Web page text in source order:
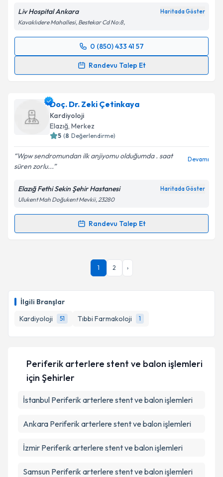
İlgili Branşlar
Kardiyoloji
51 Tıbbi Farmakoloji 1
kapsamda işlenmesini kabul ediyorum.
Takvim Talebini Gönder
Liv Hospital Ankara Haritada Göster
Kavaklıdere Mahallesi, Bestekar Cd No:8,
0 (850) 433 41 57
Randevu Talep Et
Randevu Takvimi Talebi
için bir takvim hazırlandığında e-posta ile
bilgilendireceğiz.
E-posta Adresiniz
Metni'ni okudum ve kişisel verilerimin belirtilen
kapsamda işlenmesini kabul ediyorum.
Takvim Talebini Gönder
Doç. Dr. Zeki Çetinkaya
Kardiyoloji
Elazığ, Merkez
5 (8 Değerlendirme)
Wpw sendromundan ilk anjiyomu olduğumda . saat
süren zorlu...
Devamı
Elazığ Fethi Sekin Şehir Hastanesi Haritada Göster
Ulukent Mah Doğukent Mevkii, 23280
Randevu Talep Et
Randevu Takvimi Talebi
Doç. Dr. Zeki Çetinkayaiçin randevu takvimi talebi
oluşturun. Size bu uzmandan randevu almanız için bir
E-posta Adresiniz
Metni 'ni okudum ve kişisel verilerimin belirtilen
Takvim Talebini Gönder
1 2 ›
Periferik arterlere stent ve balon işlemleri
için Şehirler
İstanbul Periferik arterlere stent ve balon işlemleri
Ankara Periferik arterlere stent ve balon işlemleri
İzmir Periferik arterlere stent ve balon işlemleri
Samsun Periferik arterlere stent ve balon işlemleri